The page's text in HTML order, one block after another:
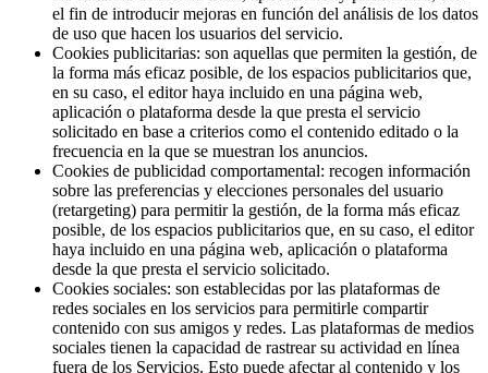
el fin de introducir mejoras en función del análisis de los datos
de uso que hacen los usuarios del servicio.
Cookies publicitarias: son aquellas que permiten la gestión, de
la forma más eficaz posible, de los espacios publicitarios que,
en su caso, el editor haya incluido en una página web,
aplicación o plataforma desde la que presta el servicio
solicitado en base a criterios como el contenido editado o la
frecuencia en la que se muestran los anuncios.
Cookies de publicidad comportamental: recogen información
sobre las preferencias y elecciones personales del usuario
(retargeting) para permitir la gestión, de la forma más eficaz
posible, de los espacios publicitarios que, en su caso, el editor
haya incluido en una página web, aplicación o plataforma
desde la que presta el servicio solicitado.
Cookies sociales: son establecidas por las plataformas de
redes sociales en los servicios para permitirle compartir
contenido con sus amigos y redes. Las plataformas de medios
sociales tienen la capacidad de rastrear su actividad en línea
fuera de los Servicios. Esto puede afectar al contenido y los